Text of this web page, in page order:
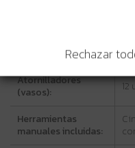
Portapuntas:
2
Atornilladores
(vasos):
12
Herramientas
manuales incluidas:
Rechazar